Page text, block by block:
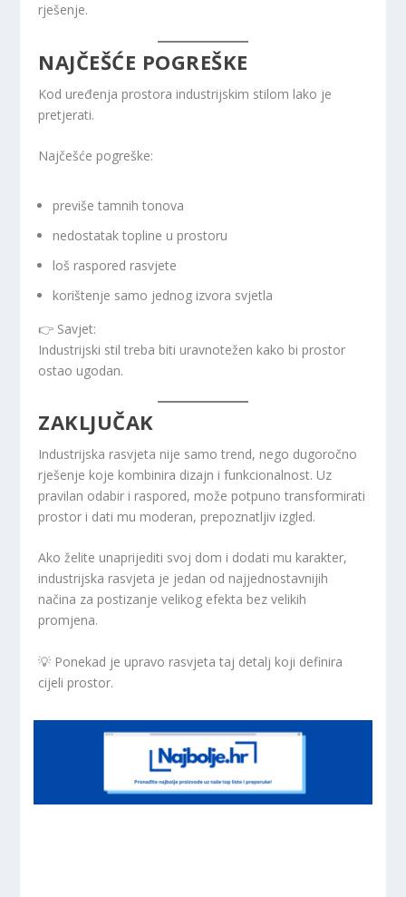
rješenje.
NAJČEŠĆE POGREŠKE
Kod uređenja prostora industrijskim stilom lako je
pretjerati.
Najčešće pogreške:
previše tamnih tonova
nedostatak topline u prostoru
loš raspored rasvjete
korištenje samo jednog izvora svjetla
👉 Savjet:
Industrijski stil treba biti uravnotežen kako bi prostor
ostao ugodan.
ZAKLJUČAK
Industrijska rasvjeta nije samo trend, nego dugoročno
rješenje koje kombinira dizajn i funkcionalnost. Uz
pravilan odabir i raspored, može potpuno transformirati
prostor i dati mu moderan, prepoznatljiv izgled.
Ako želite unaprijediti svoj dom i dodati mu karakter,
industrijska rasvjeta je jedan od najjednostavnijih
načina za postizanje velikog efekta bez velikih
promjena.
💡 Ponekad je upravo rasvjeta taj detalj koji definira
cijeli prostor.